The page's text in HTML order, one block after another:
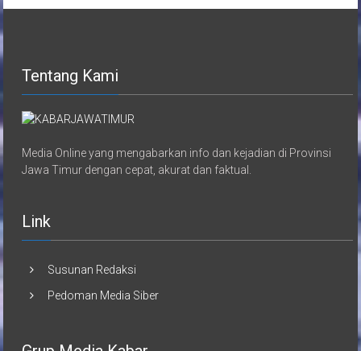
Tentang Kami
Media Online yang mengabarkan info dan kejadian di Provinsi
Jawa Timur dengan cepat, akurat dan faktual.
Link
Susunan Redaksi
Pedoman Media Siber